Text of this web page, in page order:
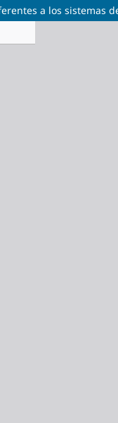
a los sistemas